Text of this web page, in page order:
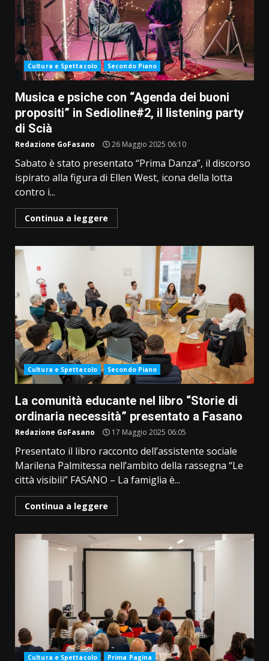
Cultura e Spettacolo Secondo Piano
Musica e psiche con “Agenda dei buoni
propositi” in Sedioline#2, il listening party
di Scià
Redazione GoFasano 26 Maggio 2025 06:10
Sabato è stato presentato “Prima Danza”, il discorso
ispirato alla figura di Ellen West, icona della lotta
contro i...
Continua a leggere
Cultura e Spettacolo Secondo Piano
La comunità educante nel libro “Storie di
ordinaria necessità” presentato a Fasano
Redazione GoFasano 17 Maggio 2025 06:05
Presentato il libro racconto dell’assistente sociale
Marilena Palmitessa nell’ambito della rassegna “Le
città visibili” FASANO – La famiglia è...
Continua a leggere
Cultura e Spettacolo Prima Pagina